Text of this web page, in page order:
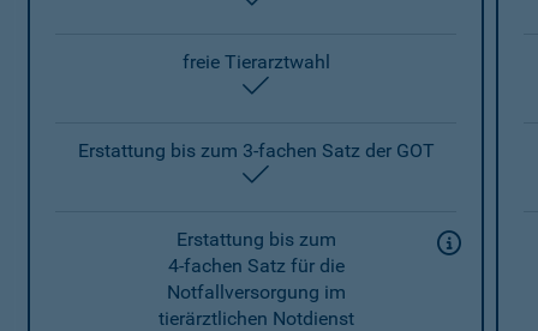
freie Tierarztwahl
Erstattung bis zum 3-fachen Satz der GOT
Erstattung bis zum
4-fachen Satz für die
Notfallversorgung im
tierärztlichen Notdienst